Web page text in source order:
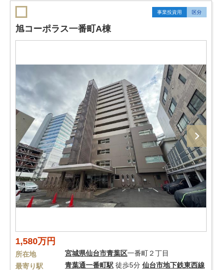
事業投資用 区分
旭コーポラス一番町A棟
1,580万円
所在地 宮城県仙台市青葉区一番町２丁目
最寄り駅
青葉通一番町駅 徒歩5分 仙台市地下鉄東西線